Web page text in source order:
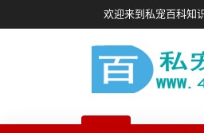
欢迎来到私宠百科知